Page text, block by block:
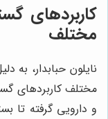
کاربردهای
مختلف
نایلون حبابدار، به
مختلف کاربردهای
و دارویی گرفته تا